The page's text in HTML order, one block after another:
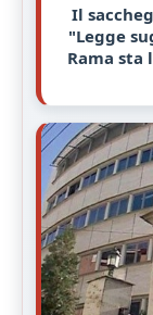
Il
"Legge
Rama